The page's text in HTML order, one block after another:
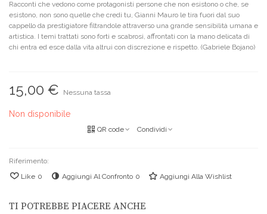
Racconti che vedono come protagonisti persone che non esistono o che, se
esistono, non sono quelle che credi tu, Gianni Mauro le tira fuori dal suo
cappello da prestigiatore filtrandole attraverso una grande sensibilità umana e
artistica. I temi trattati sono forti e scabrosi, affrontati con la mano delicata di
chi entra ed esce dalla vita altrui con discrezione e rispetto. (Gabriele Bojano)
15,00 € Nessuna tassa
Non disponibile
QR code Condividi
Riferimento:
Like 0 Aggiungi Al Confronto 0 Aggiungi Alla Wishlist
TI POTREBBE PIACERE ANCHE